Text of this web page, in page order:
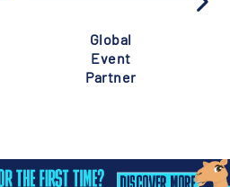
Global
Event
Partner